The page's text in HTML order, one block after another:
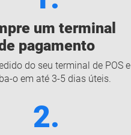
um terminal
pagamento
do seu terminal de POS e
o em até 3-5 dias úteis.
2.